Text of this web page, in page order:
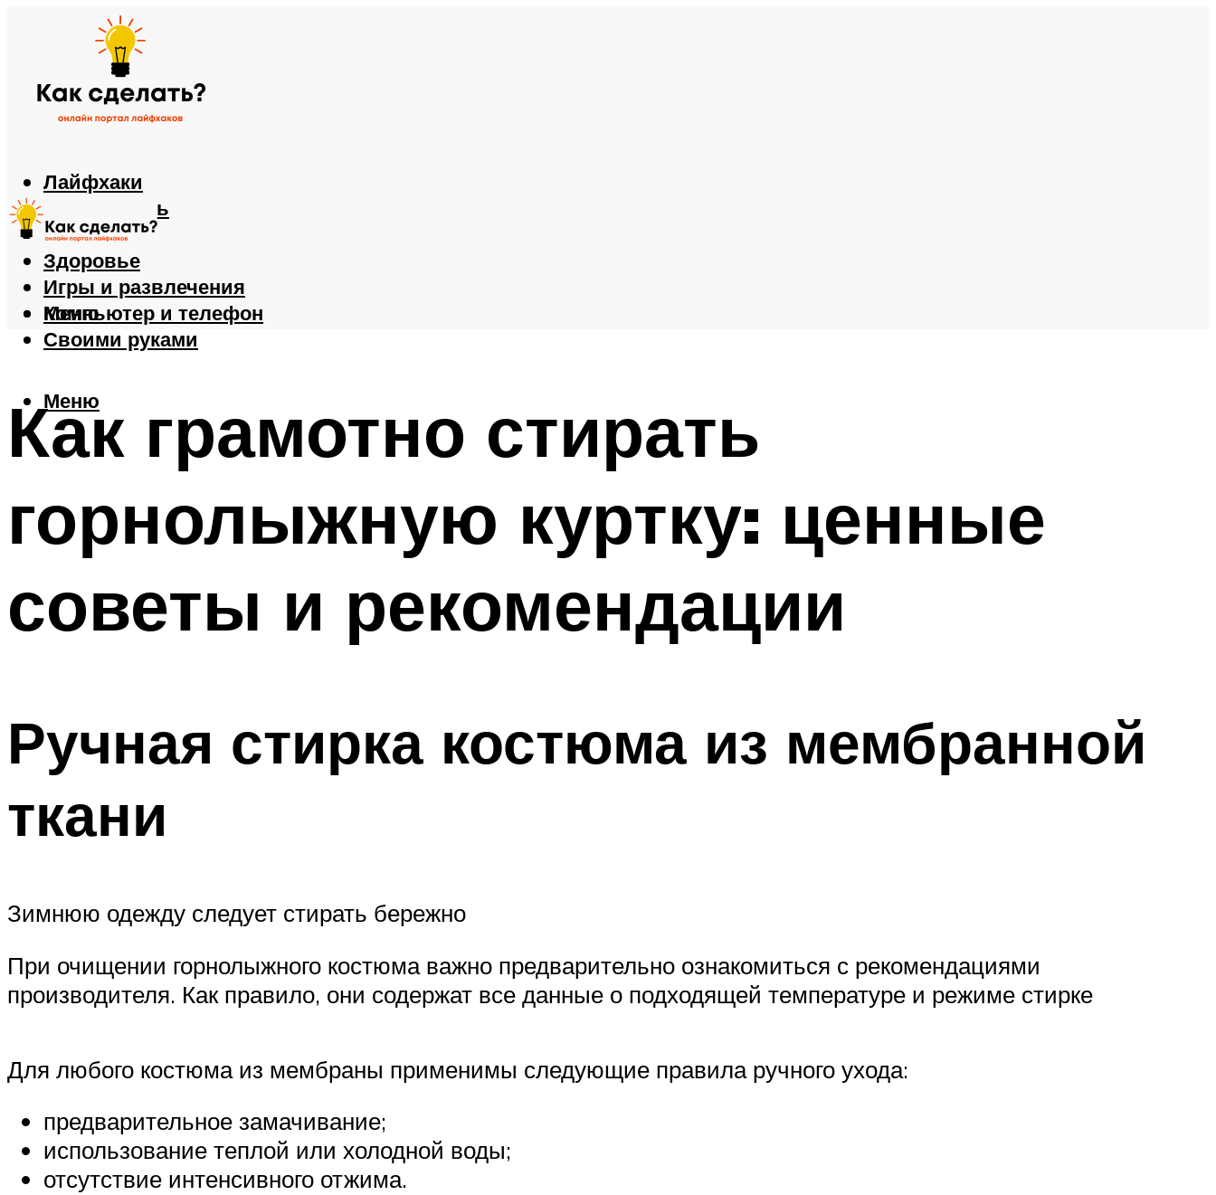
Лайфхаки
Автомобиль
Еда
Здоровье
Игры и развлечения
Компьютер и телефон
Своими руками
Меню
Меню
Как грамотно стирать
горнолыжную куртку: ценные
советы и рекомендации
Ручная стирка костюма из мембранной
ткани
Зимнюю одежду следует стирать бережно
При очищении горнолыжного костюма важно предварительно ознакомиться с рекомендациями
производителя. Как правило, они содержат все данные о подходящей температуре и режиме стирке
Для любого костюма из мембраны применимы следующие правила ручного ухода:
предварительное замачивание;
использование теплой или холодной воды;
отсутствие интенсивного отжима.